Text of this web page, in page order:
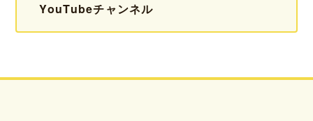
YouTubeチャンネル